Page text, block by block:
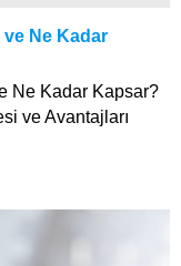
Ne Kadar
Ne Kadar Kapsar?
ve Avantajları